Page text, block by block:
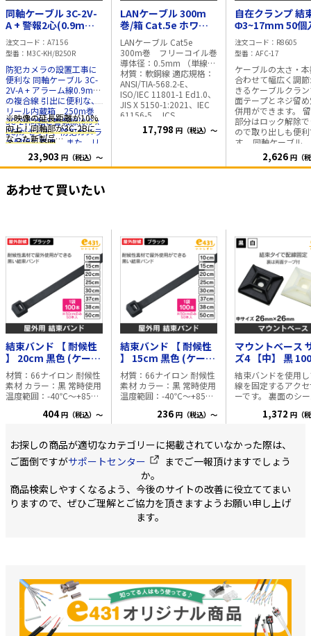
同軸ケーブル 3C-2V-
A + 警報2心(0.9mm)
長さ:250m リール内
蔵箱
注文コード
A7156
型番
M3C-KH/B250R
防犯カメラの設置工事に
便利な 同軸ケーブル 3C-
2V-A + アラーム線0.9mm
の複合線 引出に便利な、
リール内蔵箱 250m巻
3C-2V同軸と警報線(0.9 x
2C)がセット、防犯カメラ
の配線に最適。 また、リ
ール内蔵箱でケーブル引
出し時に、より戻し不
31cm x 31cm x 31cm (リ
ール内蔵ボックス) ・固定
同軸とアラーム線がくっ
ついており、1度に両方の
配線が可能です。 また、
2本の線を手で簡単に裂け
る仕様になっており、接
栓の加工も簡単。 被覆は
耐候性に優れた材質を使
用しており、屋外でもご
利用頂けます。
※映像の延長距離が10%
向上！同軸部が3C-2Bに
なった新製品
(0.9mm) 長さ:250m リー
※隙間ができないので防
水処理にも適した新製品
ーブル 一体型
23,903 円（税込）～
LANケーブル 300m
巻/箱 Cat.5e ホワイ
ト
LANケーブル Cat5e
300m巻 フリーコイル巻
導体径：0.5mm （単線）
材質：軟銅線 適応規格：
ANSI/TIA-568.2-E、
ISO/IEC 11801-1 Ed1.0、
JIS X 5150-1:2021、IEC
61156-5、JCS
5507:2023 長さ：300m
フリーコイル巻 （1m毎
引出しがスムースにな
レッド（赤色）、イエロ
ー（黄色）、 ホワイト
（白色）、オレンジ（橙
色）、グリーン（緑
色）、ブラック（黒
色）、 ディープブルー
（濃青色）、パープル
（紫色）、アイボリー
（象牙色）、 ブラウン
（茶色）、ピンク（桃
色） 色数豊富なカラーバ
リエーション展開商品で
す。 取り回しが容易で、
キンクが生じにくいフリ
ーコイル巻梱包を採用し
ております。
17,798 円（税込）～
自在クランプ 結
Φ3~17mm 50個
注文コード
R8605
型番
AFC-17
ケーブルの太さ・
合わせて幅広く調
きるケーブルクラ
面テープとネジ留
併用ができます。 留め具
部分はロック解除
ので取り出しも便
す。 同軸ケーブル
ケーブル等にお使
2,626 円（
あわせて買いたい
結束バンド 【 耐候性
】 20cm 黒色 (ケーブ
ルタイ) 1袋=100本入
材質：66ナイロン 耐候性
素材 カラー：黒 常時使用
温度範囲：-40℃～+85℃
梱包形状：100本/袋入
404 円（税込）～
結束バンド 【 耐候性
】 15cm 黒色 (ケーブ
ルタイ) 1袋=100本入
材質：66ナイロン 耐候性
素材 カラー：黒 常時使用
温度範囲：-40℃～+85℃
梱包形状：100本/袋入
236 円（税込）～
マウントベース
ズ4 【中】 黒
結束バンドを使用
線を固定するアク
ーです。 裏面のシ
に簡単に固定でき
定する事も可能です
質 ナイロン66
黒/白 常時使用温度
ード 94V-2 梱包形状
100個/袋入 裏面に粘着両
面テープ付 ■寸法 縦
1,372 円（
お探しの商品が適切なカテゴリーに掲載されていなかった際は、
ご面倒ですがサポートセンター
までご一報頂けますでしょう
か。
商品検索しやすくなるよう、今後のサイトの改善に役立ててまい
りますので、ぜひご理解とご協力を頂きますようお願い申し上げ
ます。